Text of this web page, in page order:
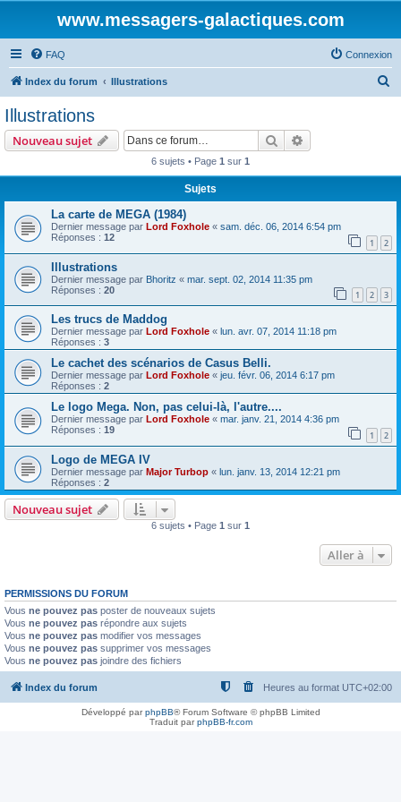
www.messagers-galactiques.com
FAQ Connexion
Index du forum Illustrations
e
Illustrations
Nouveau sujet Rechercher
6 sujets • Page 1 sur 1
Sujets
La carte de MEGA (1984)
Dernier message par Lord Foxhole « sam. déc. 06, 2014 6:54 pm
Réponses : 12 1 2
Illustrations
Dernier message par Bhoritz « mar. sept. 02, 2014 11:35 pm
Réponses : 20 1 2 3
Les trucs de Maddog
Dernier message par Lord Foxhole « lun. avr. 07, 2014 11:18 pm
Réponses : 3
Le cachet des scénarios de Casus Belli.
Dernier message par Lord Foxhole « jeu. févr. 06, 2014 6:17 pm
Réponses : 2
Le logo Mega. Non, pas celui-là, l'autre....
Dernier message par Lord Foxhole « mar. janv. 21, 2014 4:36 pm
Réponses : 19 1 2
Logo de MEGA IV
Dernier message par Major Turbop « lun. janv. 13, 2014 12:21 pm
Réponses : 2
Nouveau sujet
6 sujets • Page 1 sur 1
Aller à
PERMISSIONS DU FORUM
Vous ne pouvez pas poster de nouveaux sujets
Vous ne pouvez pas répondre aux sujets
Vous ne pouvez pas modifier vos messages
Vous ne pouvez pas supprimer vos messages
Vous ne pouvez pas joindre des fichiers
Index du forum Heures au format UTC+02:00
Développé parphpBB® Forum Software © phpBB Limited
Traduit parphpBB-fr.com